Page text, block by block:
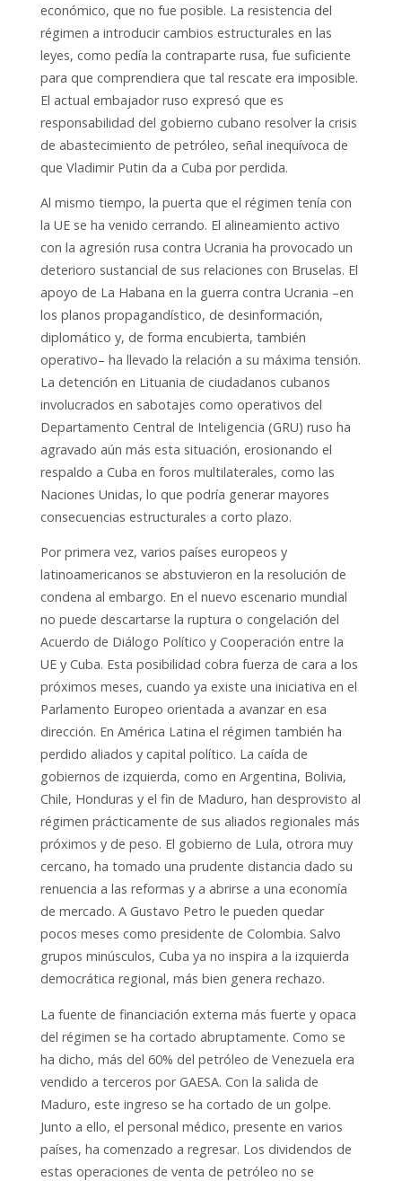
económico, que no fue posible. La resistencia del
régimen a introducir cambios estructurales en las
leyes, como pedía la contraparte rusa, fue suficiente
para que comprendiera que tal rescate era imposible.
El actual embajador ruso expresó que es
responsabilidad del gobierno cubano resolver la crisis
de abastecimiento de petróleo, señal inequívoca de
que Vladimir Putin da a Cuba por perdida.
Al mismo tiempo, la puerta que el régimen tenía con
la UE se ha venido cerrando. El alineamiento activo
con la agresión rusa contra Ucrania ha provocado un
deterioro sustancial de sus relaciones con Bruselas. El
apoyo de La Habana en la guerra contra Ucrania –en
los planos propagandístico, de desinformación,
diplomático y, de forma encubierta, también
operativo– ha llevado la relación a su máxima tensión.
La detención en Lituania de ciudadanos cubanos
involucrados en sabotajes como operativos del
Departamento Central de Inteligencia (GRU) ruso ha
agravado aún más esta situación, erosionando el
respaldo a Cuba en foros multilaterales, como las
Naciones Unidas, lo que podría generar mayores
consecuencias estructurales a corto plazo.
Por primera vez, varios países europeos y
latinoamericanos se abstuvieron en la resolución de
condena al embargo. En el nuevo escenario mundial
no puede descartarse la ruptura o congelación del
Acuerdo de Diálogo Político y Cooperación entre la
UE y Cuba. Esta posibilidad cobra fuerza de cara a los
próximos meses, cuando ya existe una iniciativa en el
Parlamento Europeo orientada a avanzar en esa
dirección. En América Latina el régimen también ha
perdido aliados y capital político. La caída de
gobiernos de izquierda, como en Argentina, Bolivia,
Chile, Honduras y el fin de Maduro, han desprovisto al
régimen prácticamente de sus aliados regionales más
próximos y de peso. El gobierno de Lula, otrora muy
cercano, ha tomado una prudente distancia dado su
renuencia a las reformas y a abrirse a una economía
de mercado. A Gustavo Petro le pueden quedar
pocos meses como presidente de Colombia. Salvo
grupos minúsculos, Cuba ya no inspira a la izquierda
democrática regional, más bien genera rechazo.
La fuente de financiación externa más fuerte y opaca
del régimen se ha cortado abruptamente. Como se
ha dicho, más del 60% del petróleo de Venezuela era
vendido a terceros por GAESA. Con la salida de
Maduro, este ingreso se ha cortado de un golpe.
Junto a ello, el personal médico, presente en varios
países, ha comenzado a regresar. Los dividendos de
estas operaciones de venta de petróleo no se